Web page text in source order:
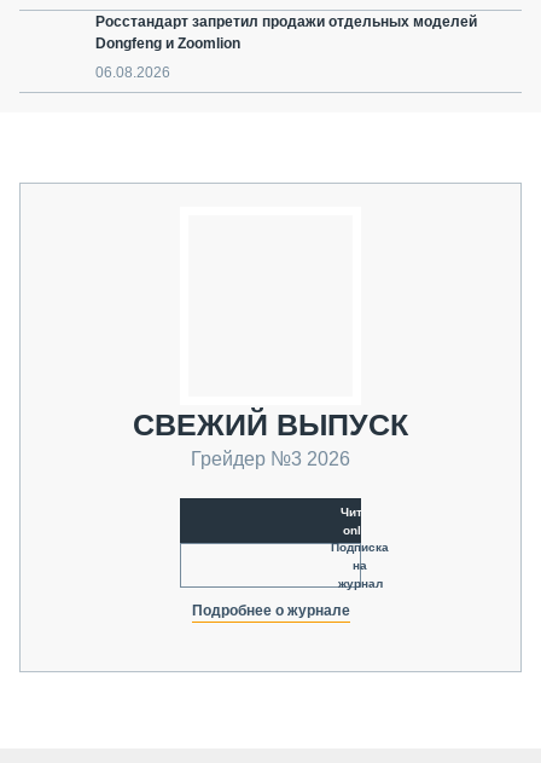
Росстандарт запретил продажи отдельных моделей
Dongfeng и Zoomlion
06.08.2026
СВЕЖИЙ ВЫПУСК
Грейдер №3 2026
Читать
online
Подписка
на
журнал
Подробнее о журнале